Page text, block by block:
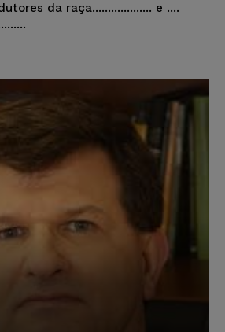
da raça................... e ....